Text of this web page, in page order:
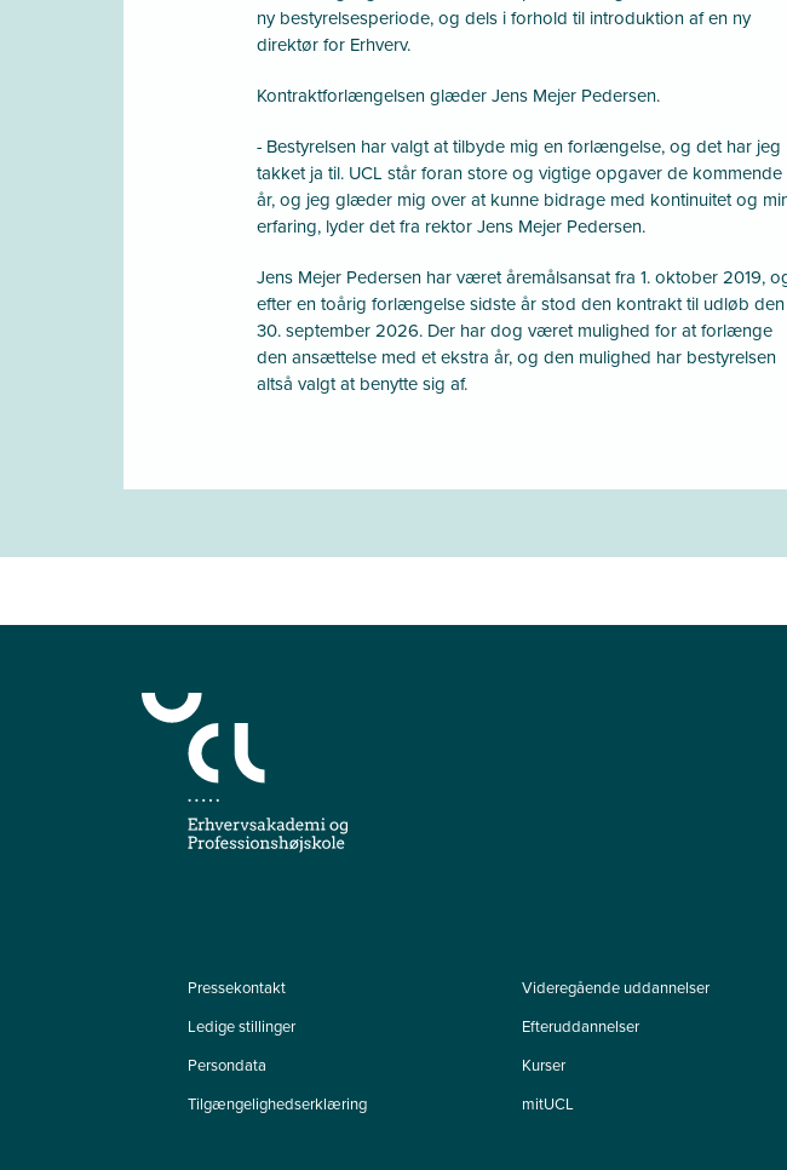
ny bestyrelsesperiode, og dels i forhold til introduktion af en ny
direktør for Erhverv.
Kontraktforlængelsen glæder Jens Mejer Pedersen.
- Bestyrelsen har valgt at tilbyde mig en forlængelse, og det har jeg
takket ja til. UCL står foran store og vigtige opgaver de kommende
år, og jeg glæder mig over at kunne bidrage med kontinuitet og
erfaring, lyder det fra rektor Jens Mejer Pedersen.
Jens Mejer Pedersen har været åremålsansat fra 1. oktober 2019,
efter en toårig forlængelse sidste år stod den kontrakt til udløb den
30. september 2026. Der har dog været mulighed for at forlænge
den ansættelse med et ekstra år, og den mulighed har bestyrelsen
altså valgt at benytte sig af.
Pressekontakt
Ledige stillinger
Persondata
Tilgængelighedserklæring
Videregående uddannelser
Efteruddannelser
Kurser
mitUCL